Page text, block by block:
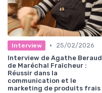
Interview •
25/02/2026
Interview de Agathe Beraud
de Maréchal Fraîcheur :
Réussir dans la
communication et le
marketing de produits frais